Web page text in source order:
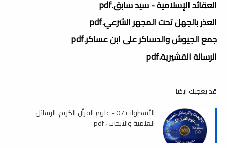
العقائد الإسلامية - سيد سابق.pdf
العذر بالجهل تحت المجهر الشرعي.pdf
جمع الجيوش والدساكر على ابن عساكر.pdf
الرسالة القشيرية.pdf
قد يعجبك ايضا
الأسطوانة 07 - علوم القرأن الكريم، الرسائل
العلمية والأبحاث ، pdf